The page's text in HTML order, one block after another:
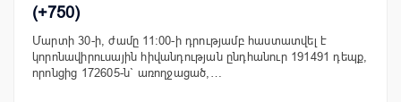
(+750)
Մարտի 30-ի, ժամը 11:00-ի դրությամբ հաստատվել է
կորոնավիրուսային հիվանդության ընդհանուր 191491 դեպք,
որոնցից 172605-ն` առողջացած,…